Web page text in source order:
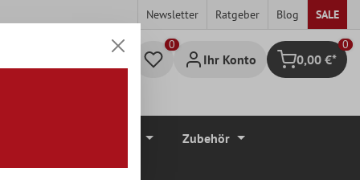
Newsletter Ratgeber Blog SALE
Ihr Konto Warenkorb
0
0,00 €*
Zubehör